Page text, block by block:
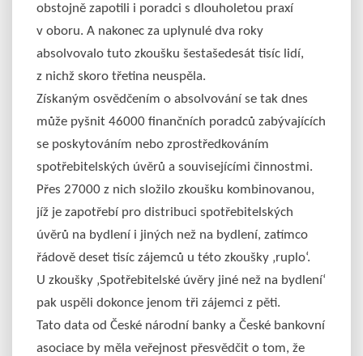
obstojně zapotili i poradci s dlouholetou praxí
v oboru. A nakonec za uplynulé dva roky
absolvovalo tuto zkoušku šestašedesát tisíc lidí,
z nichž skoro třetina neuspěla.
Získaným osvědčením o absolvování se tak dnes
může pyšnit 46000 finančních poradců zabývajících
se poskytováním nebo zprostředkováním
spotřebitelských úvěrů a souvisejícími činnostmi.
Přes 27000 z nich složilo zkoušku kombinovanou,
jíž je zapotřebí pro distribuci spotřebitelských
úvěrů na bydlení i jiných než na bydlení, zatímco
řádově deset tisíc zájemců u této zkoušky ‚ruplo‘.
U zkoušky ‚Spotřebitelské úvěry jiné než na bydlení‘
pak uspěli dokonce jenom tři zájemci z pěti.
Tato data od České národní banky a České bankovní
asociace by měla veřejnost přesvědčit o tom, že